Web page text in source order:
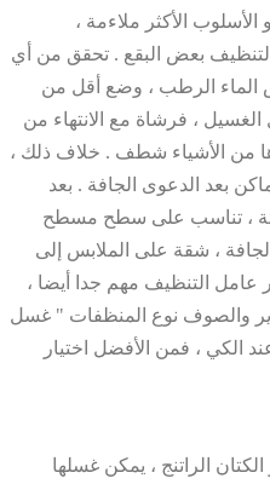
الأكثر ملاءمة ،
لتنظيف بعض البقع . تحقق من أي
الماء الرطب ، وضع أقل من
الغسيل ، فرشاة مع الانتهاء من
من الأشياء شطف . خلاف ذلك ،
بعد الدعوى الجافة . بعد
حتى 70 في المئة ، تناسب على سطح مسطح
، شقة على الملابس إلى
عامل التنظيف مهم جدا أيضا ،
والصوف نوع المنظفات " غسل
الكي ، فمن الأفضل اختيار
الراتنج ، يمكن غسلها